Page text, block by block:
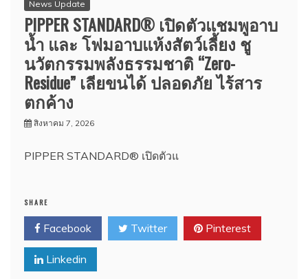
News Update
PIPPER STANDARD® เปิดตัวแชมพูอาบ
น้ำ และ โฟมอาบแห้งสัตว์เลี้ยง ชู
นวัตกรรมพลังธรรมชาติ “Zero-
Residue” เลียขนได้ ปลอดภัย ไร้สาร
ตกค้าง
สิงหาคม 7, 2026
PIPPER STANDARD® เปิดตัวแ
SHARE
Facebook Twitter Pinterest
Linkedin